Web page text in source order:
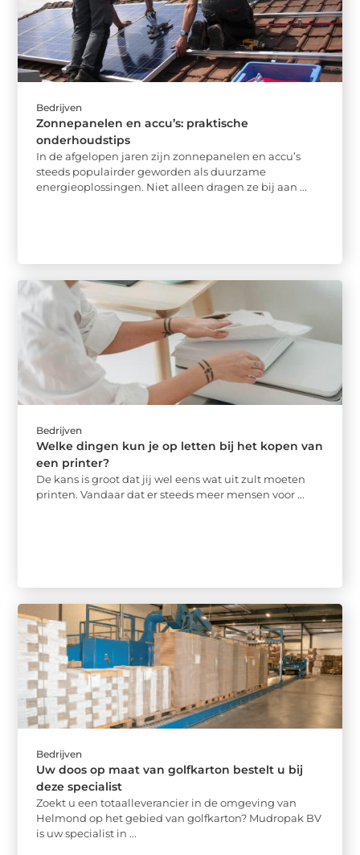
Bedrijven
Zonnepanelen en accu’s: praktische
onderhoudstips
In de afgelopen jaren zijn zonnepanelen en accu’s
steeds populairder geworden als duurzame
energieoplossingen. Niet alleen dragen ze bij aan ...
Bedrijven
Welke dingen kun je op letten bij het kopen van
een printer?
De kans is groot dat jij wel eens wat uit zult moeten
printen. Vandaar dat er steeds meer mensen voor ...
Bedrijven
Uw doos op maat van golfkarton bestelt u bij
deze specialist
Zoekt u een totaalleverancier in de omgeving van
Helmond op het gebied van golfkarton? Mudropak BV
is uw specialist in ...